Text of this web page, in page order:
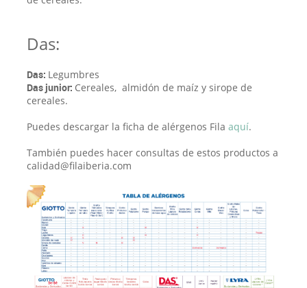
Das:
Das: Legumbres
Das junior: Cereales, almidón de maíz y sirope de
cereales.
Puedes descargar la ficha de alérgenos Fila aquí.
También puedes hacer consultas de estos productos a
calidad@filaiberia.com